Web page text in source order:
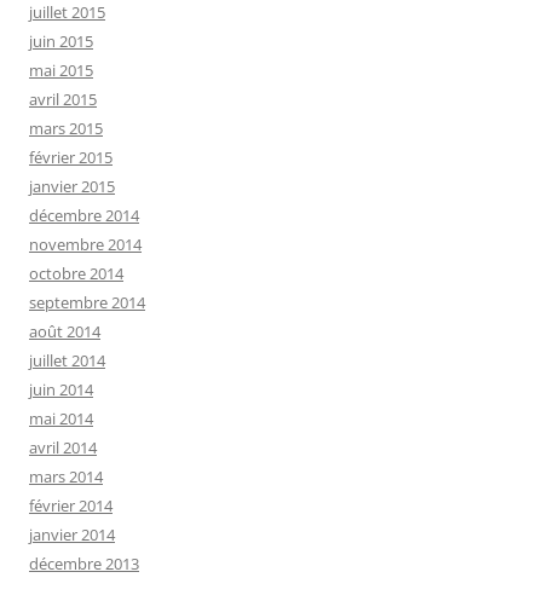
juillet 2015
juin 2015
mai 2015
avril 2015
mars 2015
février 2015
janvier 2015
décembre 2014
novembre 2014
octobre 2014
septembre 2014
août 2014
juillet 2014
juin 2014
mai 2014
avril 2014
mars 2014
février 2014
janvier 2014
décembre 2013